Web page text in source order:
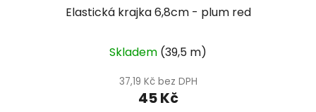
Elastická krajka 6,8cm - plum red
Skladem (39,5 m)
37,19 Kč bez DPH
45 Kč